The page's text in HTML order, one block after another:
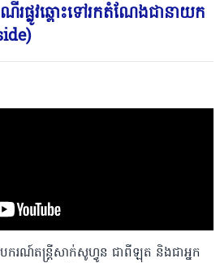
លូវឆ្ពោះទៅរកតំណែងជានាយក
រណ៍តន្ត្រីសាក់សូហ្វូន ជាពីឡុត និងជាអ្នក